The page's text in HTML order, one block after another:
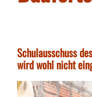
Schulausschuss
wird wohl nicht